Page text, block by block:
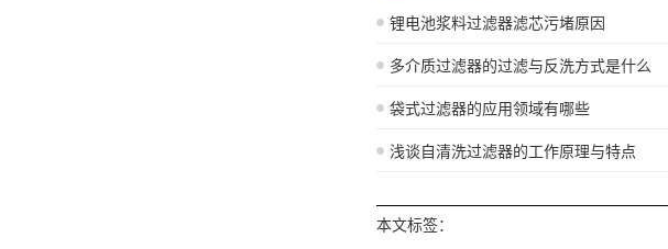
锂电池浆料过滤器滤芯污堵原因
多介质过滤器的过滤与反洗方式是什么
袋式过滤器的应用领域有哪些
浅谈自清洗过滤器的工作原理与特点
本文标签：